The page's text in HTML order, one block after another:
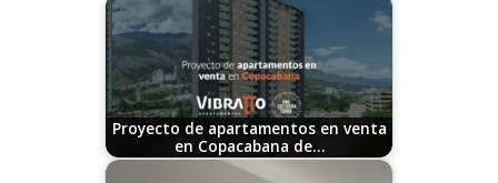
Proyecto de apartamentos en venta
en Copacabana de…
08/30/2023